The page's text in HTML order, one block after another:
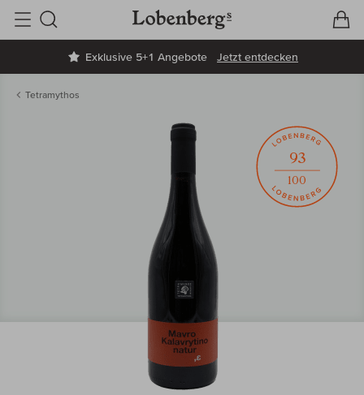
Exklusive 5+1 Angebote Jetzt entdecken
Suche
Tetramythos
93
100